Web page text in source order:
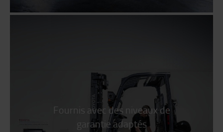
Fournis avec des niveaux de
garantie adaptés